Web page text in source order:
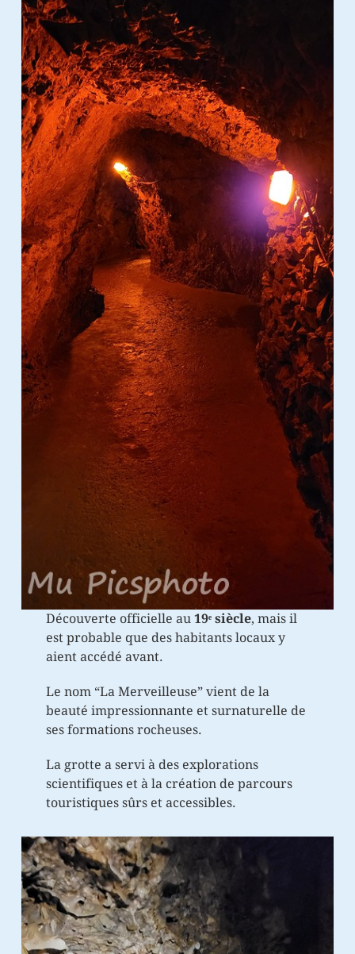
Découverte officielle au19ᵉ siècle, mais il
est probable que des habitants locaux y
aient accédé avant.
Le nom “La Merveilleuse” vient de la
beauté impressionnante et surnaturelle de
ses formations rocheuses.
La grotte a servi à des explorations
scientifiques et à la création de parcours
touristiques sûrs et accessibles.